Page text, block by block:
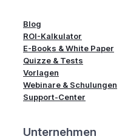
Blog
ROI-Kalkulator
E-Books & White Paper
Quizze & Tests
Vorlagen
Webinare & Schulungen
Support-Center
Unternehmen